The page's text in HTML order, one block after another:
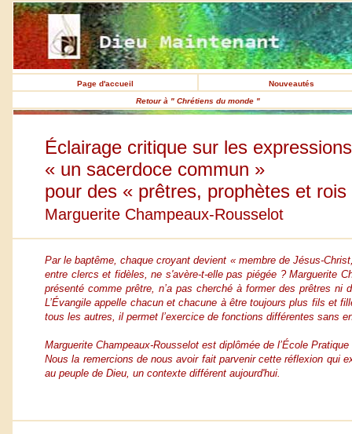
Page d'accueil
Nouveautés
Retour à " Chrétiens du monde "
Éclairage critique sur les expressions
« un sacerdoce commun »
pour des « prêtres, prophètes et rois
Marguerite Champeaux-Rousselot
Par le baptême, chaque croyant devient « membre de Jésus-
entre clercs et fidèles, ne s'avère-t-elle pas piégée ? Marguerite
présenté comme prêtre, n’a pas cherché à former des prêtres
L’Évangile appelle chacun et chacune à être toujours plus fils et
tous les autres, il permet l’exercice de fonctions différentes sans
Marguerite Champeaux-Rousselot est diplômée de l’École
Nous la remercions de nous avoir fait parvenir cette réflexion qui
au peuple de Dieu, un contexte différent aujourd'hui.